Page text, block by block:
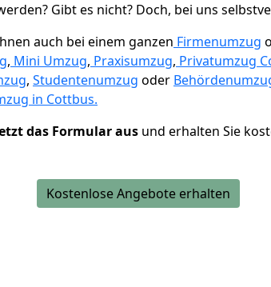
Gibt es nicht? Doch, bei uns
auch bei einem ganzen Firmenumzug
, Mini Umzug, Praxisumzug, Privatumzug
, Studentenumzug oder
in Cottbus.
das Formular aus und erhalten Sie
Kostenlose Angebote erhalten